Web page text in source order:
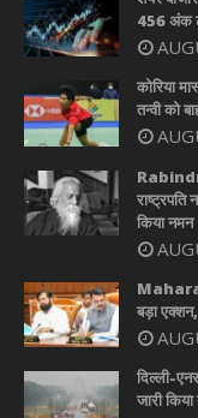
456 अंक
कोरिया
तन्वी को
किया नमन
बड़ा
दिल्ली-
जारी